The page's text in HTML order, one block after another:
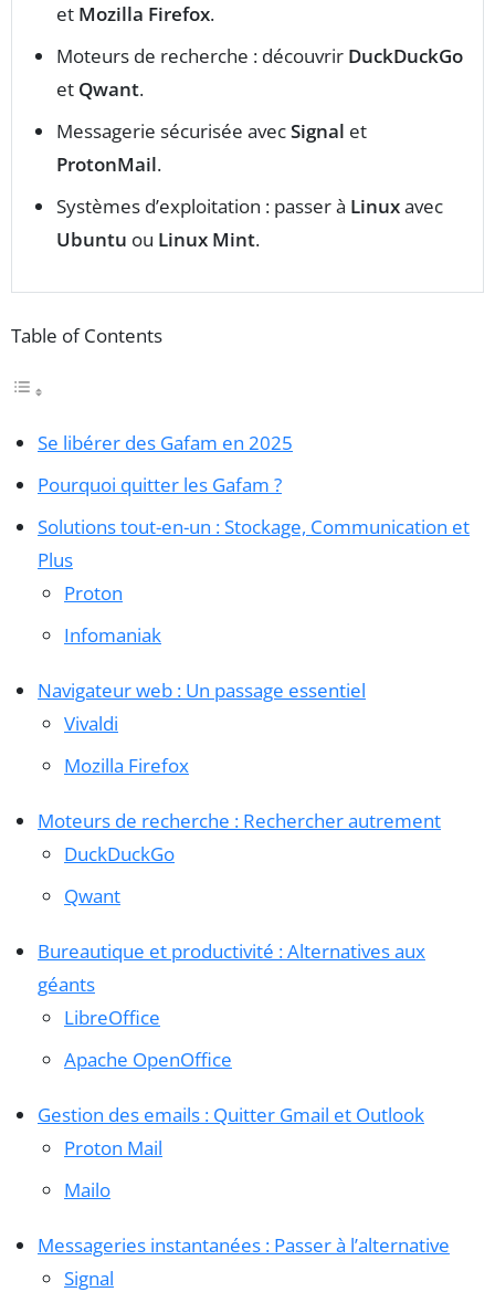
et Mozilla Firefox.
Moteurs de recherche : découvrir DuckDuckGo
et Qwant.
Messagerie sécurisée avecSignal et
ProtonMail.
Systèmes d’exploitation : passer à Linuxavec
Ubuntu ou Linux Mint.
Table of Contents
Se libérer des Gafam en 2025
Pourquoi quitter les Gafam ?
Solutions tout-en-un : Stockage, Communication et
Plus
Proton
Infomaniak
Navigateur web : Un passage essentiel
Vivaldi
Mozilla Firefox
Moteurs de recherche : Rechercher autrement
DuckDuckGo
Qwant
Bureautique et productivité : Alternatives aux
géants
LibreOffice
Apache OpenOffice
Gestion des emails : Quitter Gmail et Outlook
Proton Mail
Mailo
Messageries instantanées : Passer à l’alternative
Signal